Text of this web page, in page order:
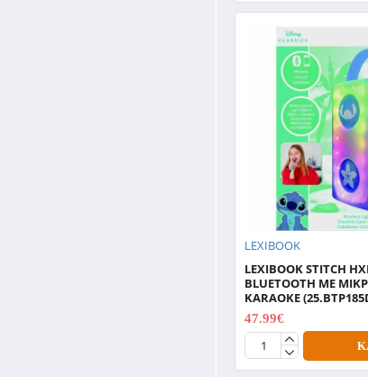
LEXIBOOK
LEXIBOOK STITCH
BLUETOOTH ΜΕ
KARAOKE
47.99€